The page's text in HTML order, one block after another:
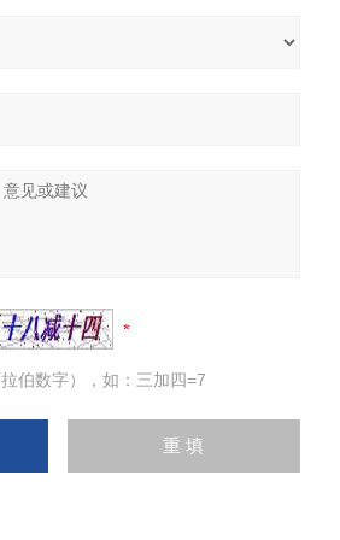
伯数字），如：三加四=7